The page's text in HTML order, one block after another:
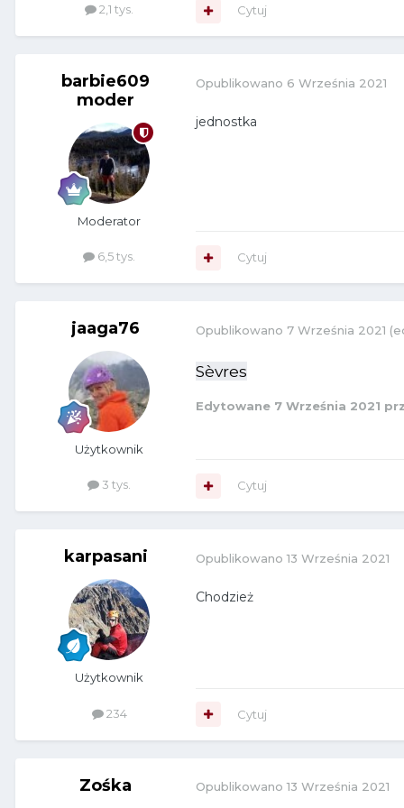
2,1 tys. Cytuj
barbie609
moder
Moderator
6,5 tys.
Opublikowano 6 Września 2021
jednostka
Cytuj
jaaga76
Użytkownik
3 tys.
Opublikowano 7 Września 2021
Sèvres
Edytowane 7 Września 2021
Cytuj
karpasani
Użytkownik
234
Opublikowano13 Września 2021
Chodzież
Cytuj
Zośka Opublikowano13 Września 2021